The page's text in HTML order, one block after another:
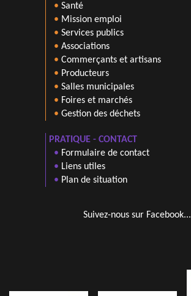
• Santé
• Mission emploi
• Services publics
• Associations
• Commerçants et artisans
• Producteurs
• Salles municipales
• Foires et marchés
• Gestion des déchets
PRATIQUE - CONTACT
• Formulaire de contact
• Liens utiles
• Plan de situation
Suivez-nous sur Facebook...